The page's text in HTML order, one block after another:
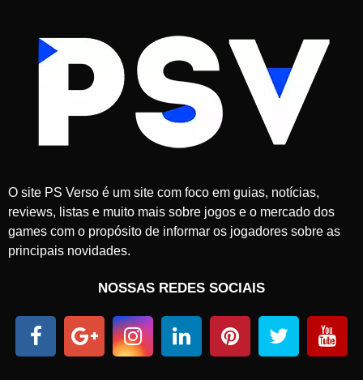
O site PS Verso é um site com foco em guias, notícias,
reviews, listas e muito mais sobre jogos e o mercado dos
games com o propósito de informar os jogadores sobre as
principais novidades.
NOSSAS REDES SOCIAIS